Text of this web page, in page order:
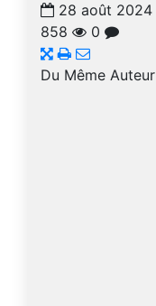
28 août 2024
858
0
Du Même Auteur